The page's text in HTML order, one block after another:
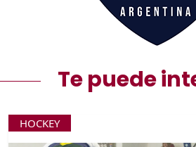
Te puede
HOCKEY